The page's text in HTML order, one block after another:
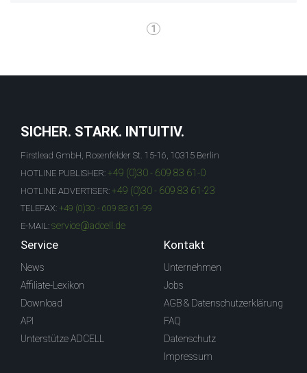
1
SICHER. STARK. INTUITIV.
Firstlead GmbH, Rosenfelder St. 15-16, 10315 Berlin
HOTLINE PUBLISHER: +49 (0)30 - 609 83 61-0
HOTLINE ADVERTISER: +49 (0)30 - 609 83 61-23
TELEFAX: +49 (0)30 - 609 83 61-99
E-MAIL: service@adcell.de
Service
News
Affiliate-Lexikon
Download
API
Unterstütze ADCELL
Kontakt
Unternehmen
Jobs
AGB & Datenschutzerklärung
FAQ
Datenschutz
Impressum